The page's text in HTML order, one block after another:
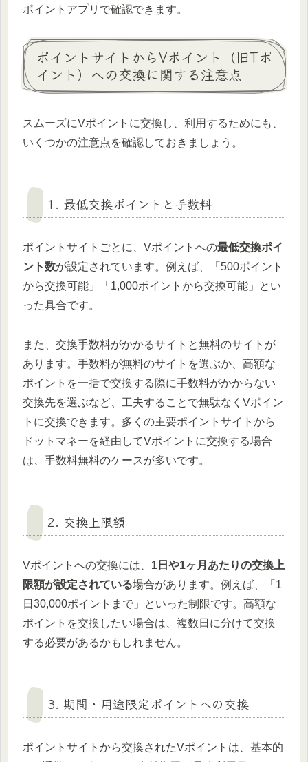
ポイントアプリで確認できます。
ポイントサイトからVポイント（旧Tポ
イント）への交換に関する注意点
スムーズにVポイントに交換し、利用するためにも、
いくつかの注意点を確認しておきましょう。
1. 最低交換ポイントと手数料
ポイントサイトごとに、Vポイントへの最低交換ポイ
ント数が設定されています。例えば、「500ポイント
から交換可能」「1,000ポイントから交換可能」とい
った具合です。
また、交換手数料がかかるサイトと無料のサイトが
あります。手数料が無料のサイトを選ぶか、高額な
ポイントを一括で交換する際に手数料がかからない
交換先を選ぶなど、工夫することで無駄なくVポイン
トに交換できます。多くの主要ポイントサイトから
ドットマネーを経由してVポイントに交換する場合
は、手数料無料のケースが多いです。
2. 交換上限額
Vポイントへの交換には、 1日や1ヶ月あたりの交換上
限額が設定されている場合があります。例えば、「1
日30,000ポイントまで」といった制限です。高額な
ポイントを交換したい場合は、複数日に分けて交換
する必要があるかもしれません。
3. 期間・用途限定ポイントへの交換
ポイントサイトから交換されたVポイントは、基本的